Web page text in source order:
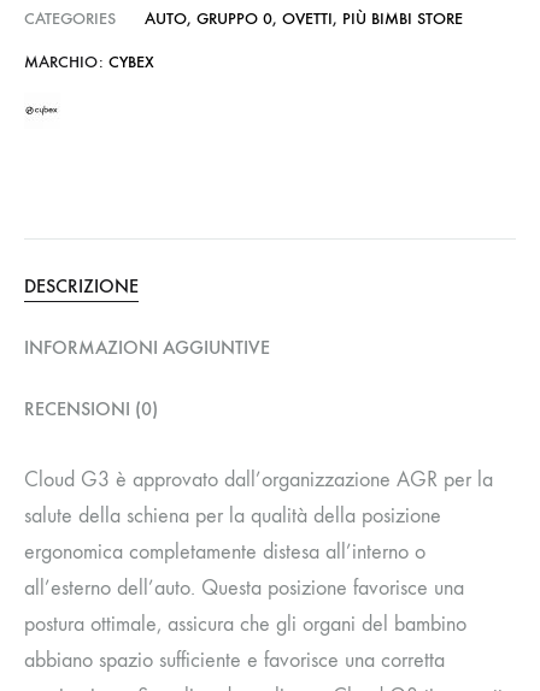
CATEGORIES
AUTO, GRUPPO 0, OVETTI, PIÙ BIMBI STORE
MARCHIO: CYBEX
DESCRIZIONE
INFORMAZIONI AGGIUNTIVE
RECENSIONI (0)
Cloud G3 è approvato dall’organizzazione AGR per la
salute della schiena per la qualità della posizione
ergonomica completamente distesa all’interno o
all’esterno dell’auto. Questa posizione favorisce una
postura ottimale, assicura che gli organi del bambino
abbiano spazio sufficiente e favorisce una corretta